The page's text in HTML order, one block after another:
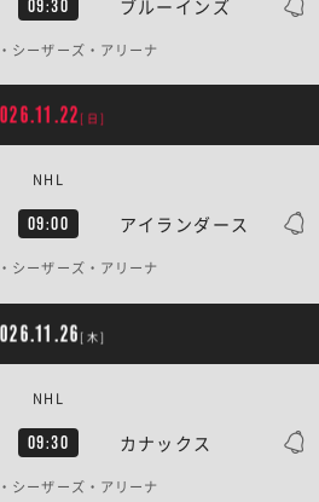
09:30 ブルーインズ
シーザーズ・アリーナ
[日]
09:00 アイランダース
NHL
シーザーズ・アリーナ
[木]
09:30 カナックス
NHL
シーザーズ・アリーナ